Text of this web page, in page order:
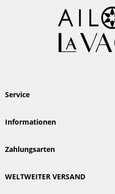
Service
Informationen
Zahlungsarten
WELTWEITER VERSAND